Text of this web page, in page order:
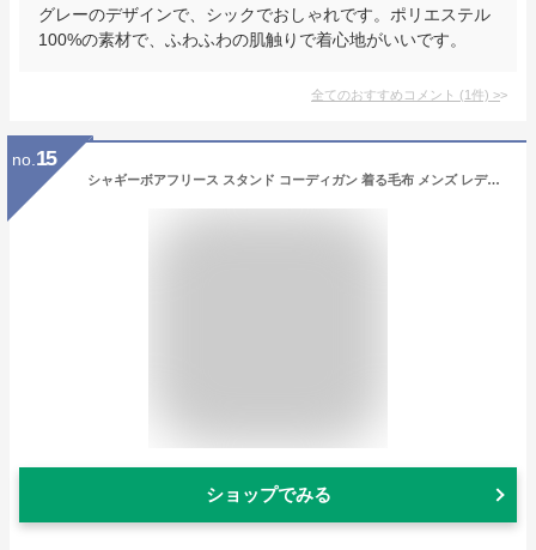
グレーのデザインで、シックでおしゃれです。ポリエステル
100%の素材で、ふわふわの肌触りで着心地がいいです。
全てのおすすめコメント (1件) >
no. 15
シャギーボアフリース スタンド コーディガン 着る毛布 メンズ レディース 暖かい 部屋着 ロング カーディガン もこもこ ルームウェア ガウン 【3T0367】 送料無料
ショップでみる